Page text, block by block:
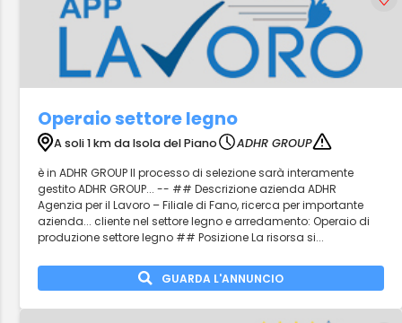
Operaio settore legno
A soli 1 km da Isola del Piano
ADHR GROUP
è in ADHR GROUP Il processo di selezione sarà interamente
gestito ADHR GROUP... -- ## Descrizione azienda ADHR
Agenzia per il Lavoro – Filiale di Fano, ricerca per importante
azienda... cliente nel settore legno e arredamento: Operaio di
produzione settore legno ## Posizione La risorsa si...
GUARDA L'ANNUNCIO